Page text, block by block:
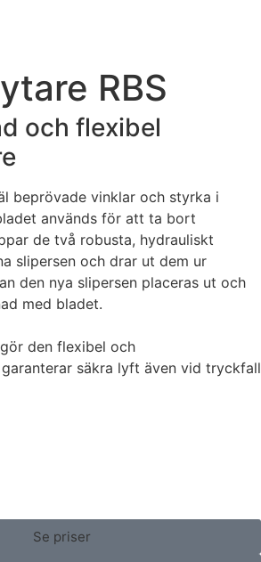
RBS
och flexibel
beprövade vinklar och styrka i
används för att ta bort
de två robusta, hydrauliskt
slipersen och drar ut dem ur
den nya slipersen placeras ut och
med bladet.
den flexibel och
säkra lyft även vid tryckfall
Se priser